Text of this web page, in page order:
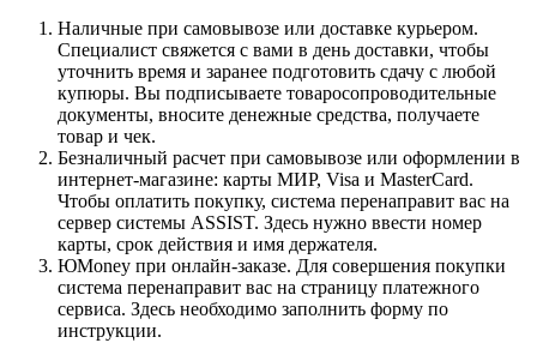
Наличные при самовывозе или доставке курьером.
Специалист свяжется с вами в день доставки, чтобы
уточнить время и заранее подготовить сдачу с любой
купюры. Вы подписываете товаросопроводительные
документы, вносите денежные средства, получаете
товар и чек.
Безналичный расчет при самовывозе или оформлении в
интернет-магазине: карты МИР, Visa и MasterCard.
Чтобы оплатить покупку, система перенаправит вас на
сервер системы ASSIST. Здесь нужно ввести номер
карты, срок действия и имя держателя.
ЮMoney при онлайн-заказе. Для совершения покупки
система перенаправит вас на страницу платежного
сервиса. Здесь необходимо заполнить форму по
инструкции.